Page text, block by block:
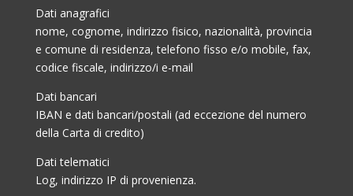
Dati anagrafici
nome, cognome, indirizzo fisico, nazionalità, provincia
e comune di residenza, telefono fisso e/o mobile, fax,
codice fiscale, indirizzo/i e-mail
Dati bancari
IBAN e dati bancari/postali (ad eccezione del numero
della Carta di credito)
Dati telematici
Log, indirizzo IP di provenienza.